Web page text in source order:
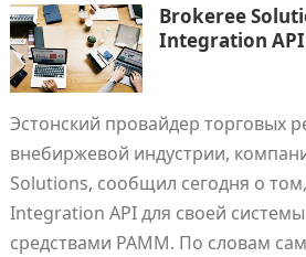
Brokeree
Integration API
Эстонский провайдер торговых
внебиржевой индустрии,
Solutions, сообщил сегодня о
Integration API для своей
средствами PAMM. По словам